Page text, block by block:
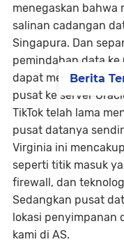
menegaskan bahwa
salinan cadangan
Singapura. Dan
pemindahan data ke
dapat menghapus
pusat ke server
TikTok telah lama
pusat datanya
Virginia ini
seperti titik masuk
firewall, dan
Sedangkan pusat
lokasi penyimpanan
kami di AS.
Berita